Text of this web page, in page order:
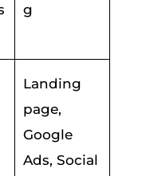
g
Landing
page,
Google
Ads, Social